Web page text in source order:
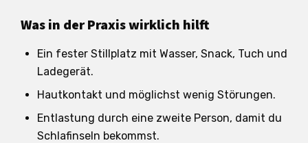
Was in der Praxis wirklich hilft
Ein fester Stillplatz mit Wasser, Snack, Tuch und
Ladegerät.
Hautkontakt und möglichst wenig Störungen.
Entlastung durch eine zweite Person, damit du
Schlafinseln bekommst.